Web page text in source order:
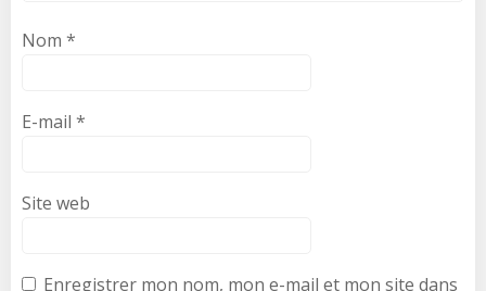
Nom *
E-mail *
Site web
Enregistrer mon nom, mon e-mail et mon site dans